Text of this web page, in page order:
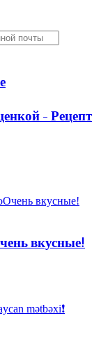
- Рецепт
вкусные!